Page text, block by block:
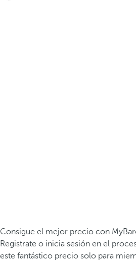
Consigue el mejor precio con
Registrate o inicia sesión en el
este fantástico precio solo para